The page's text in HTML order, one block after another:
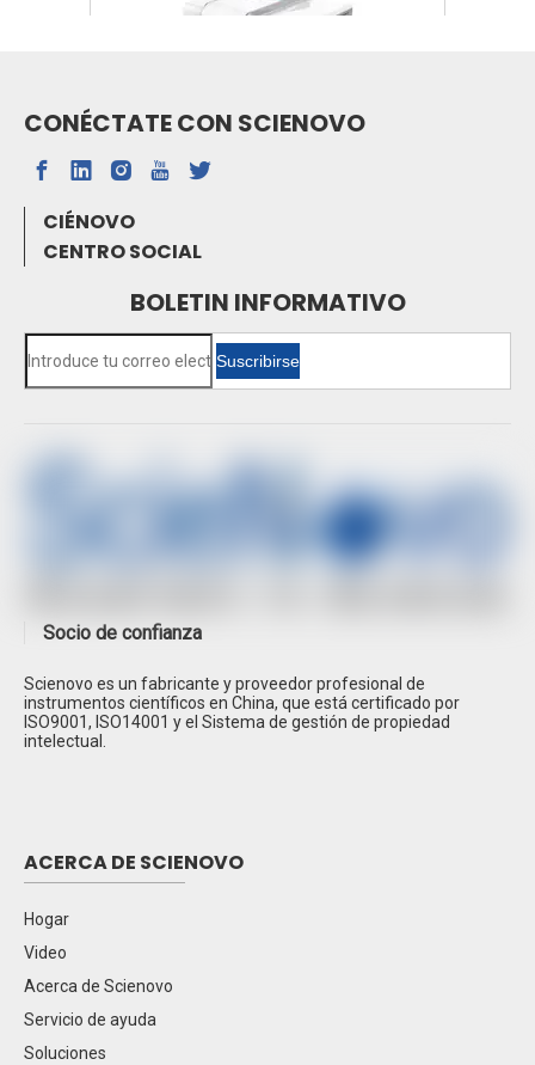
Espectrometría de absorción atómica SN-
AAS610
haz SN-AA320N
CONÉCTATE CON SCIENOVO
CIÉNOVO
CENTRO SOCIAL
BOLETIN INFORMATIVO
Suscribirse
Socio de confianza
Scienovo es un fabricante y proveedor profesional de
instrumentos científicos en China, que está certificado por
ISO9001, ISO14001 y el Sistema de gestión de propiedad
intelectual.
ACERCA DE SCIENOVO
Hogar
Video
Acerca de Scienovo
Servicio de ayuda
Soluciones